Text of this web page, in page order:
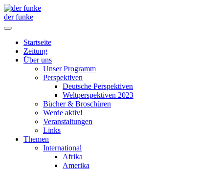
der funke
Startseite
Zeitung
Über uns
Unser Programm
Perspektiven
Deutsche Perspektiven
Weltperspektiven 2023
Bücher & Broschüren
Werde aktiv!
Veranstaltungen
Links
Themen
International
Afrika
Amerika